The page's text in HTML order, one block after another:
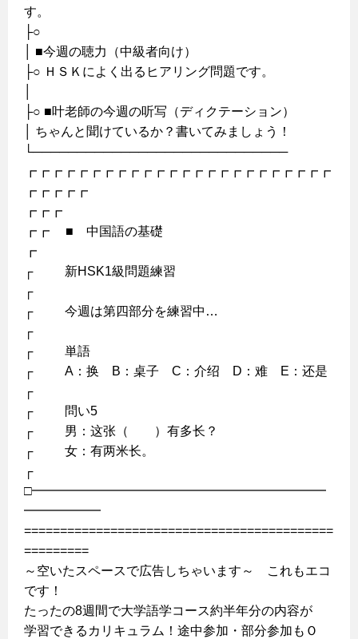
す。
├○
│ ■今週の聴力（中級者向け）
├○ ＨＳＫによく出るヒアリング問題です。
├○ ■叶老師の今週の听写（ディクテーション）
│ ちゃんと聞けているか？書いてみましょう！
└─────────────────────────────
┏┏┏┏┏┏┏┏┏┏┏┏┏┏┏┏┏┏┏┏┏┏┏┏
┏┏┏┏┏
┏┏┏
┏┏ ■ 中国語の基礎
┏
┌ 新HSK1級問題練習
┌
┌ 今週は第四部分を練習中…
┌
┌ 単語
┌ A：换 B：桌子 C：介绍 D：难 E：还是
┌
┌ 問い5
┌ 男：这张（ ）有多长？
┌ 女：有两米长。
┌
□━━━━━━━━━━━━━━━━━━━━━━━
━━━━━━
===========================================
=========
～空いたスペースで広告しちゃいます～ これもエコ
です！
たったの8週間で大学語学コース約半年分の内容が
学習できるカリキュラム！途中参加・部分参加もＯ